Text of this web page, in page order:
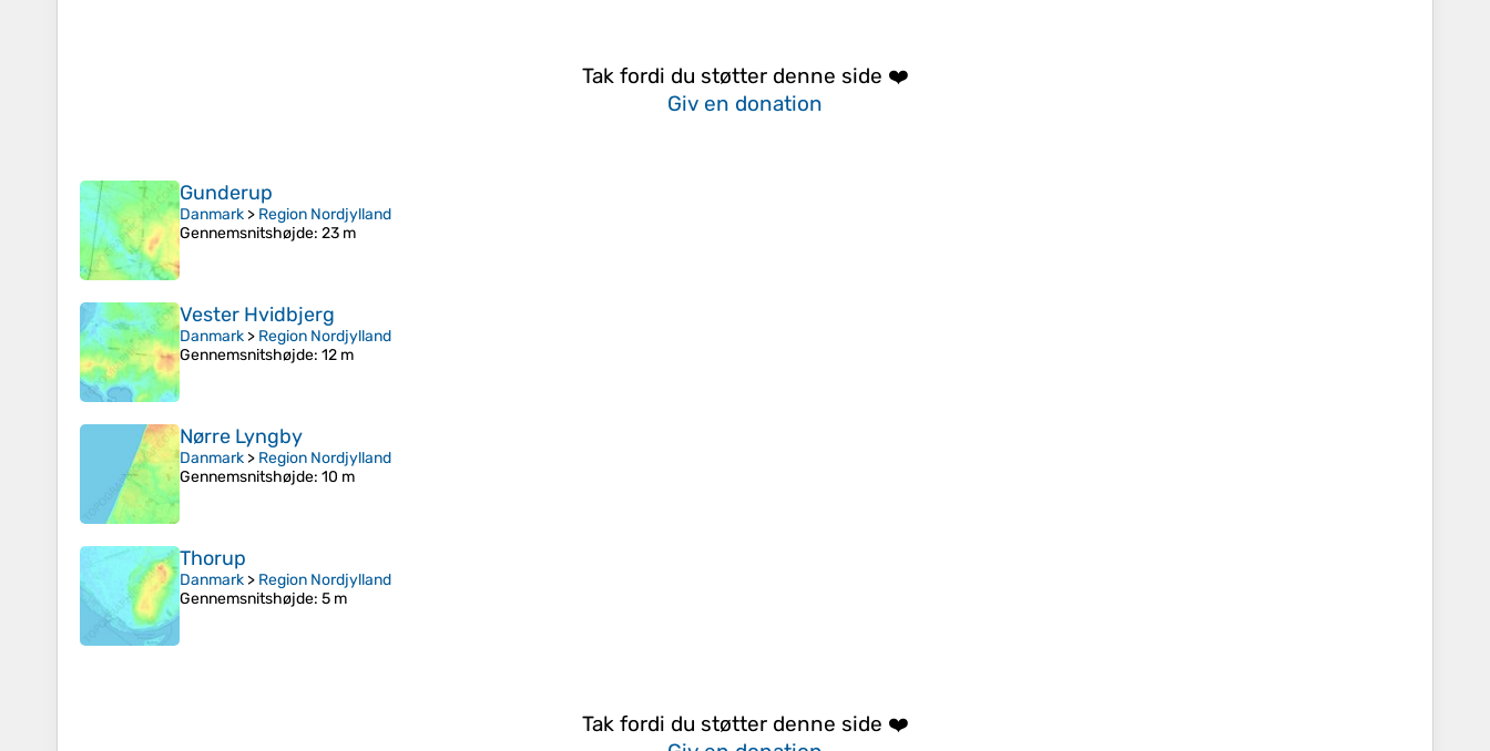
Tak fordi du støtter denne side ❤️
Giv en donation
Gunderup
Danmark > Region Nordjylland
Gennemsnitshøjde: 23 m
Vester Hvidbjerg
Danmark > Region Nordjylland
Gennemsnitshøjde: 12 m
Nørre Lyngby
Danmark > Region Nordjylland
Gennemsnitshøjde: 10 m
Thorup
Danmark > Region Nordjylland
Gennemsnitshøjde: 5 m
Tak fordi du støtter denne side ❤️